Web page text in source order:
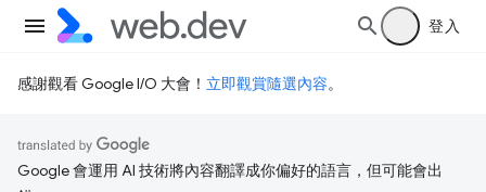
登入
感謝觀看 Google I/O 大會！ 立即觀賞隨選內容。
Google 會運用 AI 技術將內容翻譯成你偏好的語言，但可能會出